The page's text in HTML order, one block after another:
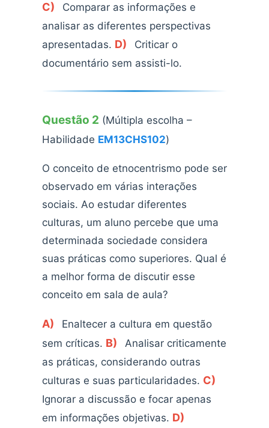
C)
Comparar as informações e
analisar as diferentes perspectivas
apresentadas. D)
Criticar o
documentário sem assisti-lo.
Questão 2 (Múltipla escolha –
Habilidade EM13CHS102)
O conceito de etnocentrismo pode ser
observado em várias interações
sociais. Ao estudar diferentes
culturas, um aluno percebe que uma
determinada sociedade considera
suas práticas como superiores. Qual é
a melhor forma de discutir esse
conceito em sala de aula?
A)
Enaltecer a cultura em questão
sem críticas. B)
Analisar criticamente
as práticas, considerando outras
culturas e suas particularidades. C)
Ignorar a discussão e focar apenas
em informações objetivas. D)